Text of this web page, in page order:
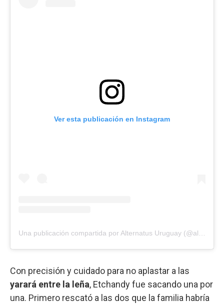
Ver esta publicación en Instagram
Con precisión y cuidado para no aplastar a las
yarará entre la leña, Etchandy fue sacando una por
una. Primero rescató a las dos que la familia habría